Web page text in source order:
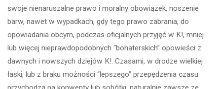
swoje nienaruszalne prawo i moralny obowiązek, noszenie
barw, nawet w wypadkach, gdy tego prawo zabrania, do
opowiadania obcym, podczas oficjalnych przyjęć w K!, mniej
lub więcej nieprawdopodobnych “bohaterskich” opowieści z
dawnych i nowszych dziejów K!. Czasami, w drodze wielkiej
łaski, lub z braku możności “lepszego” przepędzenia czasu